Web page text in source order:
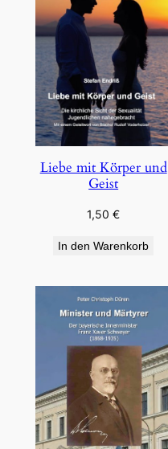
Liebe mit Körper und
Geist
1,50€
In den Warenkorb